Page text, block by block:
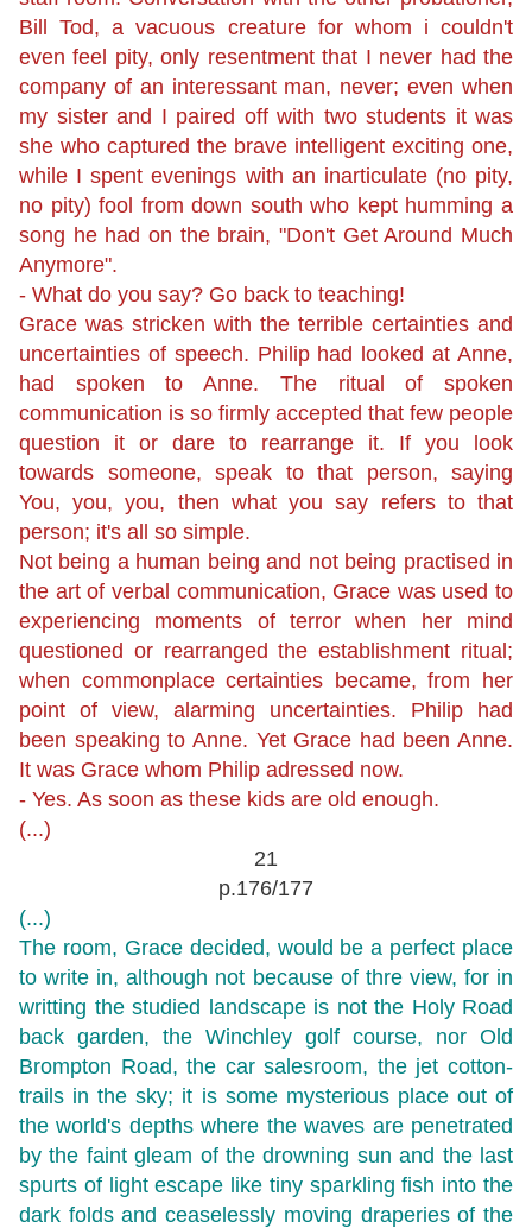
Bill Tod, a vacuous creature for whom i couldn't
even feel pity, only resentment that I never had the
company of an interessant man, never; even when
my sister and I paired off with two students it was
she who captured the brave intelligent exciting one,
while I spent evenings with an inarticulate (no pity,
no pity) fool from down south who kept humming a
song he had on the brain, "Don't Get Around Much
Anymore".
- What do you say? Go back to teaching!
Grace was stricken with the terrible certainties and
uncertainties of speech. Philip had looked at Anne,
had spoken to Anne. The ritual of spoken
communication is so firmly accepted that few people
question it or dare to rearrange it. If you look
towards someone, speak to that person, saying
You, you, you, then what you say refers to that
person; it's all so simple.
Not being a human being and not being practised in
the art of verbal communication, Grace was used to
experiencing moments of terror when her mind
questioned or rearranged the establishment ritual;
when commonplace certainties became, from her
point of view, alarming uncertainties. Philip had
been speaking to Anne. Yet Grace had been Anne.
It was Grace whom Philip adressed now.
- Yes. As soon as these kids are old enough.
(...)
21
p.176/177
(...)
The room, Grace decided, would be a perfect place
to write in, although not because of thre view, for in
writting the studied landscape is not the Holy Road
back garden, the Winchley golf course, nor Old
Brompton Road, the car salesroom, the jet cotton-
trails in the sky; it is some mysterious place out of
the world's depths where the waves are penetrated
by the faint gleam of the drowning sun and the last
spurts of light escape like tiny sparkling fish into the
dark folds and ceaselessly moving draperies of the